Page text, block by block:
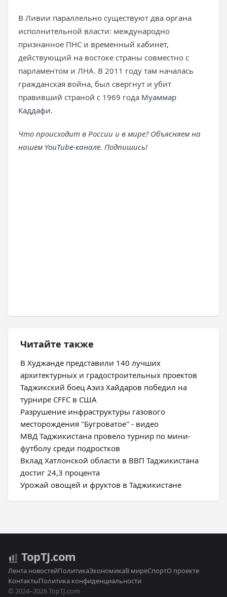
В Ливии параллельно существуют два органа
исполнительной власти: международно
признанное ПНС и временный кабинет,
действующий на востоке страны совместно с
парламентом и ЛНА. В 2011 году там началась
гражданская война, был свергнут и убит
правивший страной с 1969 года Муаммар
Каддафи.
Что происходит в России и в мире? Объясняем на
нашем YouTube-канале. Подпишись!
Читайте также
В Худжанде представили 140 лучших
архитектурных и градостроительных проектов
Таджикский боец Азиз Хайдаров победил на
турнире CFFC в США
Разрушение инфраструктуры газового
месторождения "Бугроватое" - видео
МВД Таджикистана провело турнир по мини-
футболу среди подростков
Вклад Хатлонской области в ВВП Таджикистана
достиг 24,3 процента
Урожай овощей и фруктов в Таджикистане
TopTJ.com
Лента новостейПолитикаЭкономикаВ миреСпортО проекте
КонтактыПолитика конфиденциальности
© 2024–2026 TopTJ.com